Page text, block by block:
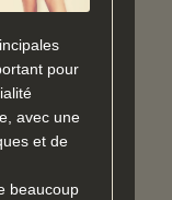
pour
avec une
et de
beaucoup